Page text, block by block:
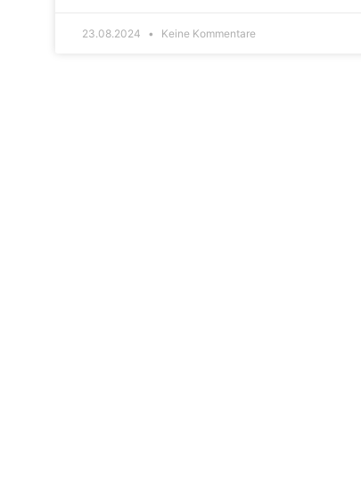
23.08.2024 Keine Kommentare